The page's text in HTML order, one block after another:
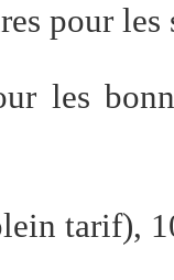
pour
les
tarif),